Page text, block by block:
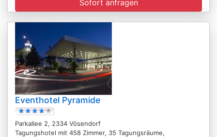
Sofort anfragen
Eventhotel Pyramide
Parkallee 2, 2334 Vösendorf
Tagungshotel mit 458 Zimmer, 35 Tagungsräume,